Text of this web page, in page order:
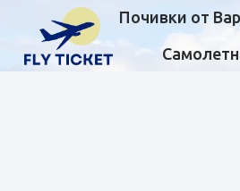
Почивки от